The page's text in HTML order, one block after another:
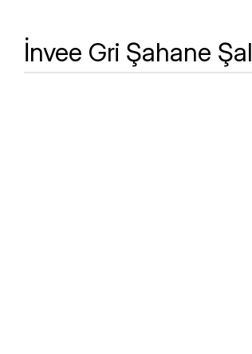
İnvee Gri Şahane Şal